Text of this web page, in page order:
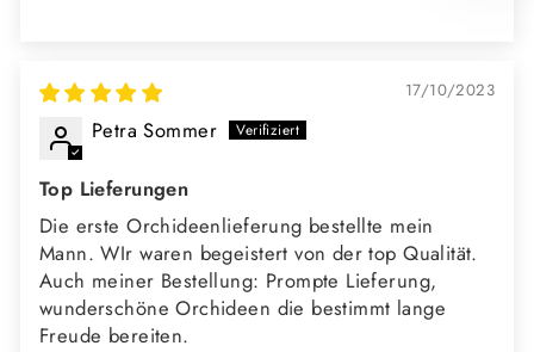
17/10/2023
Petra Sommer
Top Lieferungen
Die erste Orchideenlieferung bestellte mein
Mann. WIr waren begeistert von der top Qualität.
Auch meiner Bestellung: Prompte Lieferung,
wunderschöne Orchideen die bestimmt lange
Freude bereiten.